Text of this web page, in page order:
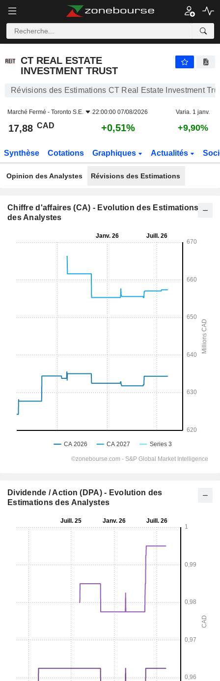
CT REAL ESTATE
INVESTMENT TRUST
Révisions des Estimations CT Real Estate Investment
Marché Fermé - Toronto S.E. 22:00:00 07/08/2026 Varia. 1 janv.
17,88 CAD +0,51% +9,90%
Synthèse Cotations Graphiques Actualités
Opinion des Analystes Révisions des Estimations
Chiffre d'affaires (CA) - Evolution des Estimations
des Analystes
Dividende / Action (DPA) - Evolution des
Estimations des Analystes